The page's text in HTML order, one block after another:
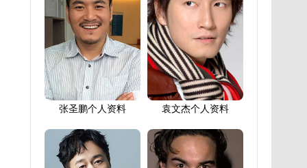
张圣鹏个人资料 袁文杰个人资料